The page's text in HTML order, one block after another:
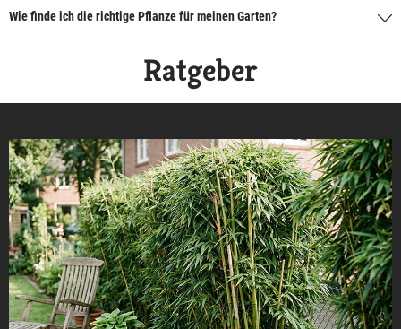
Wie finde ich die richtige Pflanze für meinen Garten?
Ratgeber